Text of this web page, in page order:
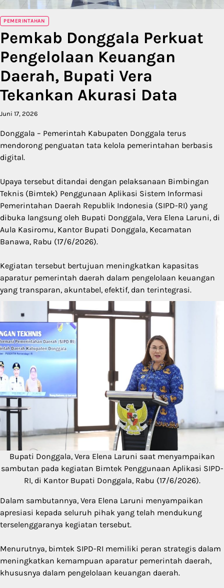
PEMERINTAHAN
Pemkab Donggala Perkuat
Pengelolaan Keuangan
Daerah, Bupati Vera
Tekankan Akurasi Data
Juni 17, 2026
Donggala – Pemerintah Kabupaten Donggala terus
mendorong penguatan tata kelola pemerintahan berbasis
digital.
Upaya tersebut ditandai dengan pelaksanaan Bimbingan
Teknis (Bimtek) Penggunaan Aplikasi Sistem Informasi
Pemerintahan Daerah Republik Indonesia (SIPD-RI) yang
dibuka langsung oleh Bupati Donggala, Vera Elena Laruni, di
Aula Kasiromu, Kantor Bupati Donggala, Kecamatan
Banawa, Rabu (17/6/2026).
Kegiatan tersebut bertujuan meningkatkan kapasitas
aparatur pemerintah daerah dalam pengelolaan keuangan
yang transparan, akuntabel, efektif, dan terintegrasi.
Bupati Donggala, Vera Elena Laruni saat menyampaikan
sambutan pada kegiatan Bimtek Penggunaan Aplikasi SIPD-
RI, di Kantor Bupati Donggala, Rabu (17/6/2026).
Dalam sambutannya, Vera Elena Laruni menyampaikan
apresiasi kepada seluruh pihak yang telah mendukung
terselenggaranya kegiatan tersebut.
Menurutnya, bimtek SIPD-RI memiliki peran strategis dalam
meningkatkan kemampuan aparatur pemerintah daerah,
khususnya dalam pengelolaan keuangan daerah.